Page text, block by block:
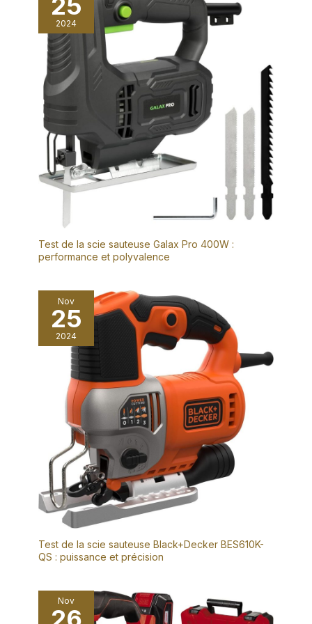
25
2024
Test de la scie sauteuse Galax Pro 400W :
performance et polyvalence
Nov
25
2024
Test de la scie sauteuse Black+Decker BES610K-
QS : puissance et précision
Nov